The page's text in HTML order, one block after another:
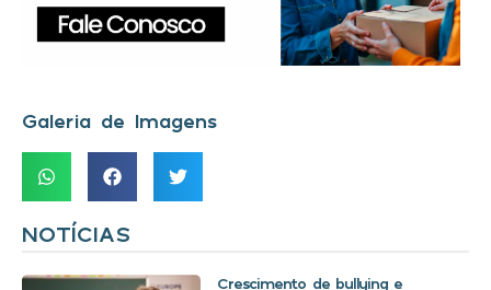
Galeria de Imagens
NOTÍCIAS
Crescimento de bullying e